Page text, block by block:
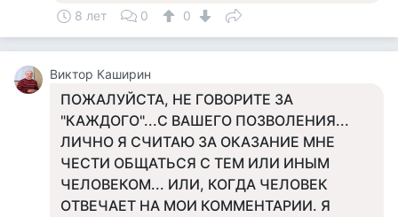
8 лет 0 0
Виктор Каширин
ПОЖАЛУЙСТА, НЕ ГОВОРИТЕ ЗА
"КАЖДОГО"...С ВАШЕГО ПОЗВОЛЕНИЯ...
ЛИЧНО Я СЧИТАЮ ЗА ОКАЗАНИЕ МНЕ
ЧЕСТИ ОБЩАТЬСЯ С ТЕМ ИЛИ ИНЫМ
ЧЕЛОВЕКОМ... ИЛИ, КОГДА ЧЕЛОВЕК
ОТВЕЧАЕТ НА МОИ КОММЕНТАРИИ. Я